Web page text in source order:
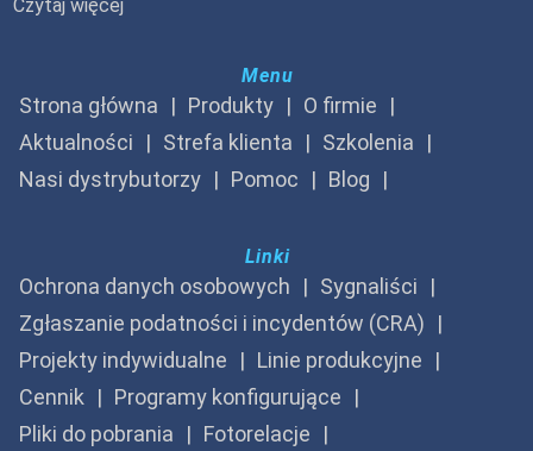
Czytaj więcej
Menu
Strona główna Produkty
O firmie
Aktualności
Strefa klienta
Szkolenia
Nasi dystrybutorzy
Pomoc Blog
Linki
Ochrona danych osobowych
Sygnaliści
Zgłaszanie podatności i incydentów (CRA)
Projekty indywidualne
Linie produkcyjne
Cennik
Programy konfigurujące
Pliki do pobrania
Fotorelacje